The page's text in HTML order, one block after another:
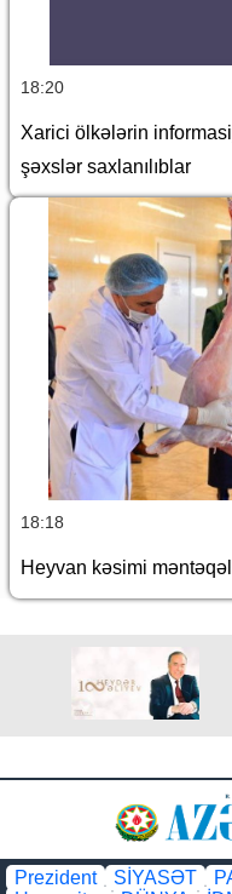
18:20
Xarici ölkələrin
şəxslər saxlanılıblar
18:18
Heyvan kəsimi
Prezident SİYASƏT